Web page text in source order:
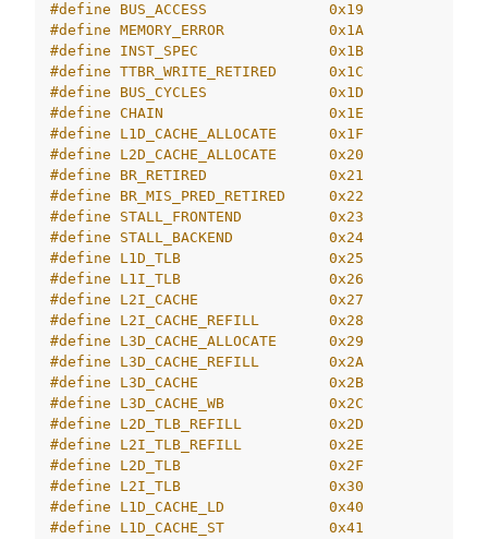
#define BUS_ACCESS              0x19
#define MEMORY_ERROR            0x1A
#define INST_SPEC               0x1B
#define TTBR_WRITE_RETIRED      0x1C
#define BUS_CYCLES              0x1D
#define CHAIN                   0x1E
#define L1D_CACHE_ALLOCATE      0x1F
#define L2D_CACHE_ALLOCATE      0x20
#define BR_RETIRED              0x21
#define BR_MIS_PRED_RETIRED     0x22
#define STALL_FRONTEND          0x23
#define STALL_BACKEND           0x24
#define L1D_TLB                 0x25
#define L1I_TLB                 0x26
#define L2I_CACHE               0x27
#define L2I_CACHE_REFILL        0x28
#define L3D_CACHE_ALLOCATE      0x29
#define L3D_CACHE_REFILL        0x2A
#define L3D_CACHE               0x2B
#define L3D_CACHE_WB            0x2C
#define L2D_TLB_REFILL          0x2D
#define L2I_TLB_REFILL          0x2E
#define L2D_TLB                 0x2F
#define L2I_TLB                 0x30
#define L1D_CACHE_LD            0x40
#define L1D_CACHE_ST            0x41